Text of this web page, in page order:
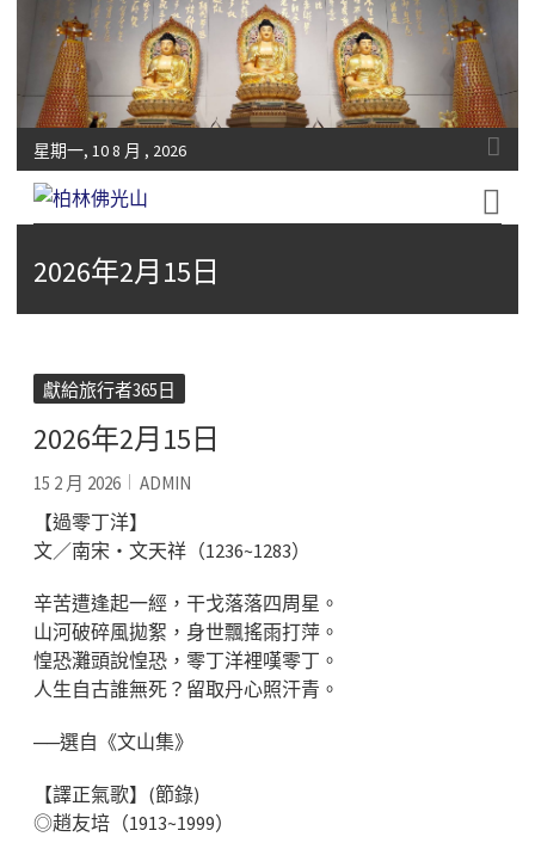
星期一, 10 8 月 , 2026
Fo-Guang-Shan-Tempel, Berlin e.V.
2026年2月15日
獻給旅行者365日
2026年2月15日
15 2 月 2026 ADMIN
【過零丁洋】
文／南宋‧文天祥（1236~1283）
辛苦遭逢起一經，干戈落落四周星。
山河破碎風拋絮，身世飄搖雨打萍。
惶恐灘頭說惶恐，零丁洋裡嘆零丁。
人生自古誰無死？留取丹心照汗青。
──選自《文山集》
【譯正氣歌】(節錄)
◎趙友培（1913~1999）